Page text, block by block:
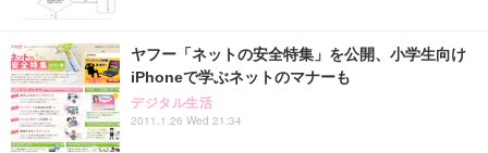
ヤフー「ネットの安全特集」を公開、小学生向け
iPhoneで学ぶネットのマナーも
デジタル生活
2011.1.26 Wed 21:34